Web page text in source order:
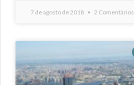
7 de agosto de 2018 2 Comentários